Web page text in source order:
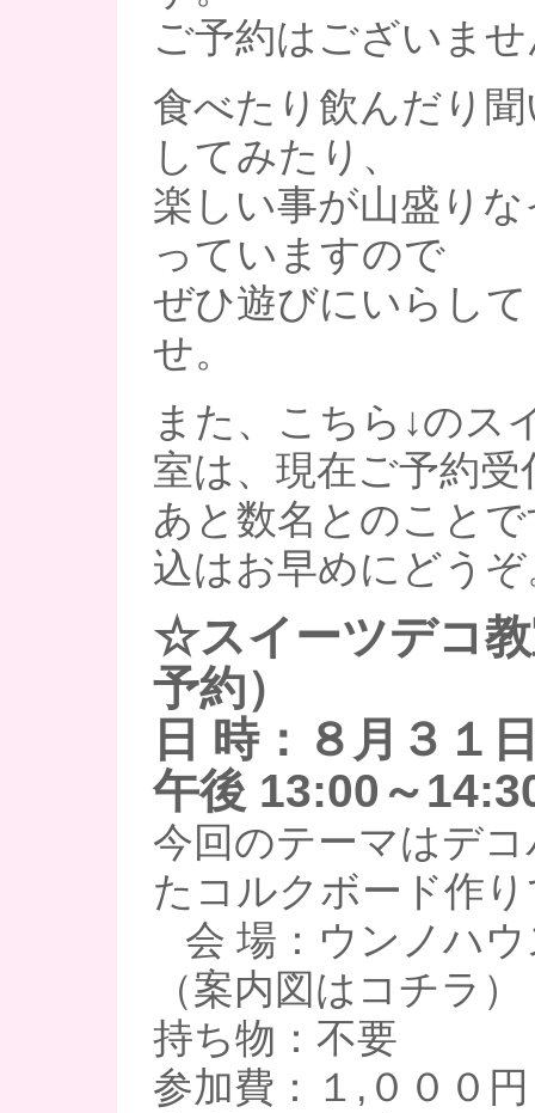
ご予約はございま
食べたり飲んだり
してみたり、
楽しい事が山盛り
っていますので
ぜひ遊びにいらし
せ。
また、こちら↓のス
室は、現在ご予約受
あと数名とのこと
込はお早めにどうぞ
☆スイーツデコ
予約）
日 時：８月３１
午後 13:00～
今回のテーマはデ
たコルクボード作
会 場：ウンノハ
（案内図はコチラ）
持ち物：不要
参加費：１,０００円